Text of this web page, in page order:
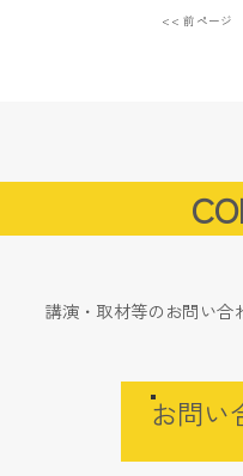
<< 前ページ
講演・取材等のお問い合
お問い